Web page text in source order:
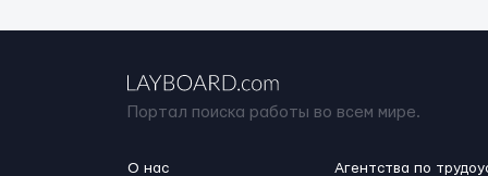
Портал поиска работы во всем мире.
О нас Агентства по